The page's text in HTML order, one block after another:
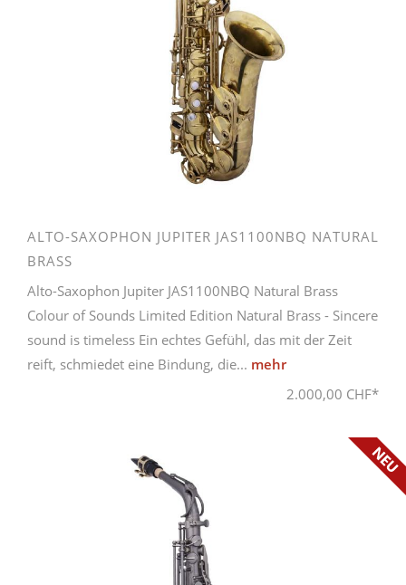
ALTO-SAXOPHON JUPITER JAS1100NBQ NATURAL
BRASS
Alto-Saxophon Jupiter JAS1100NBQ Natural Brass
Colour of Sounds Limited Edition Natural Brass - Sincere
sound is timeless Ein echtes Gefühl, das mit der Zeit
reift, schmiedet eine Bindung, die... mehr
2.000,00 CHF*